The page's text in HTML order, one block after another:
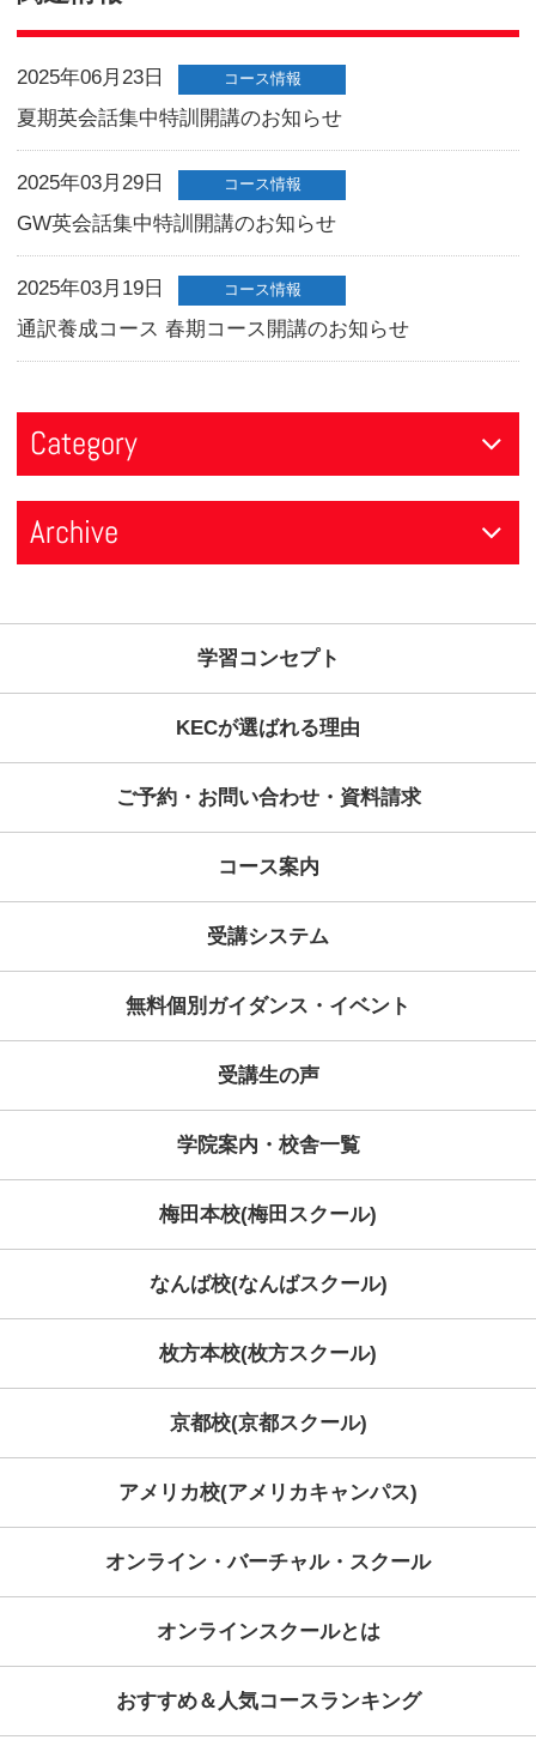
9（金）、12/30（日）
[年始コース] 2018年 1/7(日)、
1/14(日)
前の記事へ 次
関連情報
2025年06月23日 コース情報
夏期英会話集中特訓開講のお知らせ
GW英会話集中特訓開講のお知らせ
2025年03月19日 コース情報
通訳養成コース 春期コース開講のお知
Category
Archive
学習コンセプト
KECが選ばれる理由